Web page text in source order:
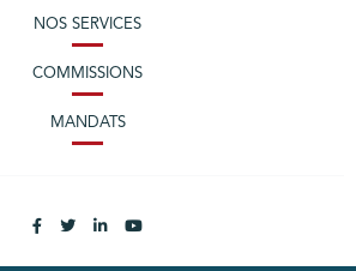
NOS SERVICES
COMMISSIONS
MANDATS